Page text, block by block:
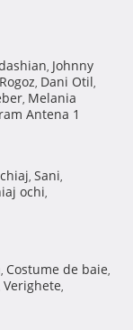
, Johnny
, Dani Otil,
, Melania
Antena 1
, Sani,
ochi,
, Costume de baie,
Verighete,